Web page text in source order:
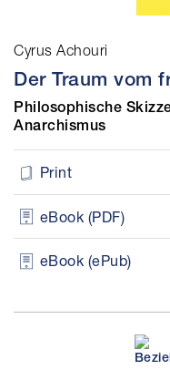
Cyrus Achouri
Der Traum vom
Philosophische
Anarchismus
Print
eBook (PDF)
eBook (ePub)